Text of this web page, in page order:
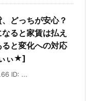
、どっちが安心？
ると家賃は払え
と変化への対応
ぃ★]
ID: ...